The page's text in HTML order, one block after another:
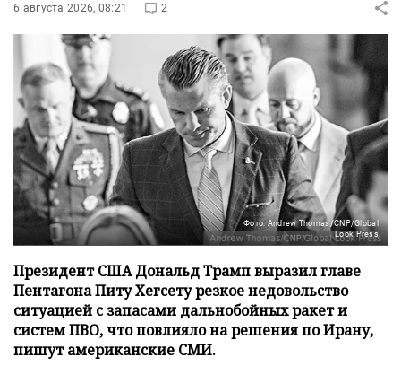
6 августа 2026, 08:21 2
Фото: Andrew Thomas/CNP/Global
Look Press
Президент США Дональд Трамп выразил главе
Пентагона Питу Хегсету резкое недовольство
ситуацией с запасами дальнобойных ракет и
систем ПВО, что повлияло на решения по Ирану,
пишут американские СМИ.